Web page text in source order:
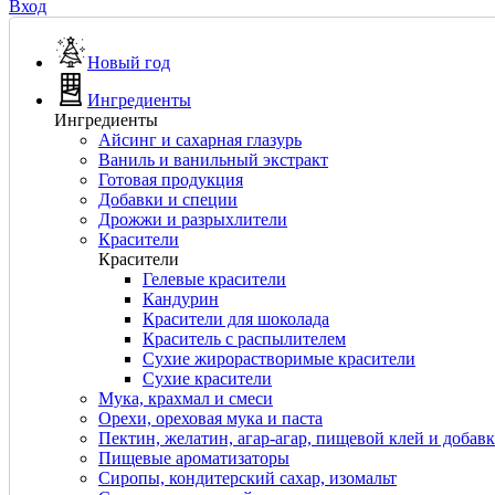
Вход
Новый год
Ингредиенты
Ингредиенты
Айсинг и сахарная глазурь
Ваниль и ванильный экстракт
Готовая продукция
Добавки и специи
Дрожжи и разрыхлители
Красители
Красители
Гелевые красители
Кандурин
Красители для шоколада
Краситель с распылителем
Сухие жирорастворимые красители
Сухие красители
Мука, крахмал и смеси
Орехи, ореховая мука и паста
Пектин, желатин, агар-агар, пищевой клей и
Пищевые ароматизаторы
Сиропы, кондитерский сахар, изомальт